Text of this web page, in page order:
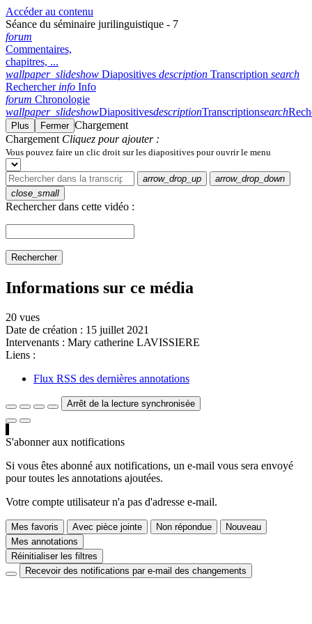
Accéder au contenu
Séance du séminaire jurilinguistique - 7
forum
Commentaires,
chapitres, ...
wallpaper_slideshow Diapositives description Transcription search
Rechercher info Info
forum Chronologie
wallpaper_slideshowDiapositivesdescriptionTranscriptionsearch
Plus Fermer Chargement
Chargement Cliquez pour ajouter :
Vous pouvez faire un clic droit sur les diapositives pour ouvrir le menu
arrow_drop_up
arrow_drop_down
close_small
Rechercher dans cette vidéo :
Rechercher
Informations sur ce média
20 vues
Date de création : 15 juillet 2021
Intervenants : Mary catherine LAVISSIERE
Liens :
Flux RSS des dernières annotations
Arrêt de la lecture synchronisée
S'abonner aux notifications
Si vous êtes abonné aux notifications, un e-mail vous sera envoyé
pour toutes les annotations ajoutées.
Votre compte utilisateur n'a pas d'adresse e-mail.
Mes favoris Avec pièce jointe Non répondue
Nouveau
Mes annotations
Réinitialiser les filtres
Recevoir des notifications par e-mail des changements